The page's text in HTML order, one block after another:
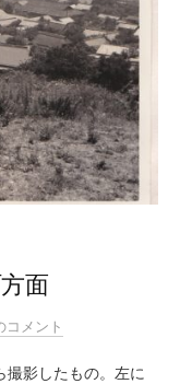
面
コメント
影したもの。左に